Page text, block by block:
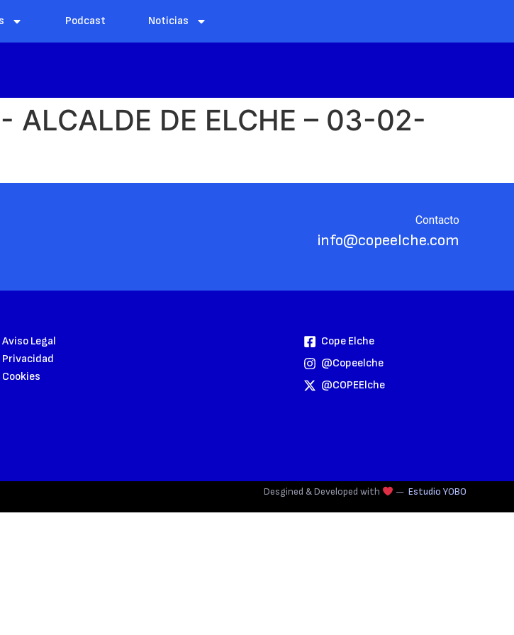
Podcast Noticias
ALCALDE DE ELCHE – 03-02-
Contacto
info@copeelche.com
Aviso Legal
Privacidad
Cookies
Cope Elche
@copeelche
@COPEElche
Desgined & Developed with — Estudio YOBO